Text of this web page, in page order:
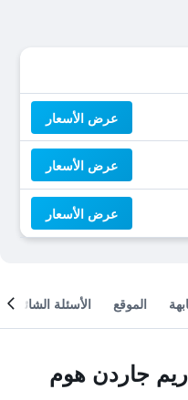
عرض الأسعار
عرض الأسعار
عرض الأسعار
الموقع الأسئلة الشائعة
جاردن هوم